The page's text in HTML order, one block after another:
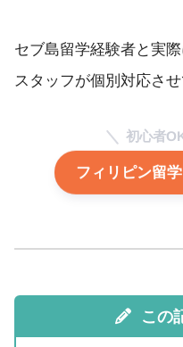
セブ島留学経験者と実
スタッフが個別対応させ
初心者
フィリピン留
この